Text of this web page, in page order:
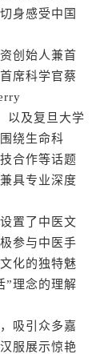
身感受中国
创始人兼首
席科学官蔡
以及复旦大学
绕生命科
合作等话题
具专业深度
置了中医文
参与中医手
化的独特魅
”理念的理解
吸引众多嘉
服展示惊艳